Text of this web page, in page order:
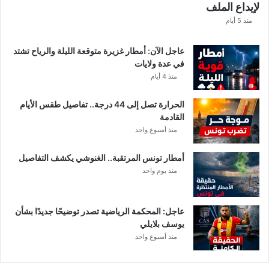
ذ
ي
م
ة
ا
ل
م
ن
ح
ة
ب
ع
د
ا
ل
ت
ر
ي
لإيداع الملف
منذ 5 أيام
عاجل الآن: أمطار غزيرة متوقعة الليلة والرياح تشتد
في عدة ولايات
منذ 4 أيام
الحرارة تصل إلى 44 درجة.. تفاصيل طقس الأيام
القادمة
منذ أسبوع واحد
أمطار تونس المرتقبة.. الغنوشي يكشف التفاصيل
منذ يوم واحد
عاجل: المحكمة الرياضية تصدر توضيحًا جديدًا بشأن
يوسف بلايلي
منذ أسبوع واحد